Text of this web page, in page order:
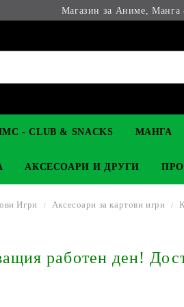
Магазин за Аниме, Манга
КОЛЕКЦИОНЕРСКИ
YU-
- CLUB & SNACKS МАНГА
MAGIC: THE
АКСЕСОАРИ И ДРУГИ
КЛЮЧОДЪРЖАТЕЛИ
Игри Аксесоари за картови игри
работен ден!